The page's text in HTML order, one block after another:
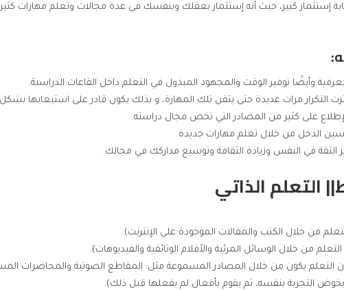
إستثمار كبير، حيث أنه إستثمار بعقلك وبنفسك في عدة مجالات وتعلم مهارات
التعلم الذاتي